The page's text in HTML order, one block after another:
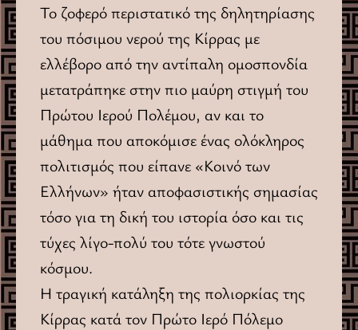
Το ζοφερό περιστατικό της δηλητηρίασης
του πόσιμου νερού της Κίρρας με
ελλέβορο από την αντίπαλη ομοσπονδία
μετατράπηκε στην πιο μαύρη στιγμή του
Πρώτου Ιερού Πολέμου, αν και το
μάθημα που αποκόμισε ένας ολόκληρος
πολιτισμός που είπανε «Κοινό των
Ελλήνων» ήταν αποφασιστικής σημασίας
τόσο για τη δική του ιστορία όσο και τις
τύχες λίγο-πολύ του τότε γνωστού
κόσμου.
Η τραγική κατάληξη της πολιορκίας της
Κίρρας κατά τον Πρώτο Ιερό Πόλεμο